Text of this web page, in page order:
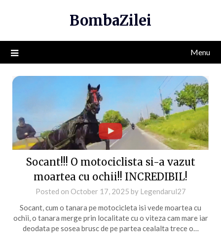
BombaZilei
Menu
Socant!!! O motociclista si-a vazut
moartea cu ochii!! INCREDIBIL!
Posted on October 17, 2025 by Legendarul27
Socant, cum o tanara pe motocicleta isi vede moartea cu
ochii, o tanara merge prin localitate cu o viteza cam mare iar
deodata pe sosea brusc de pe partea cealalta trece o…